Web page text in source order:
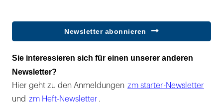
Newsletter abonnieren
Sie interessieren sich für einen unserer anderen
Newsletter?
Hier geht zu den Anmeldungen zm starter-Newsletter
und zm Heft-Newsletter .